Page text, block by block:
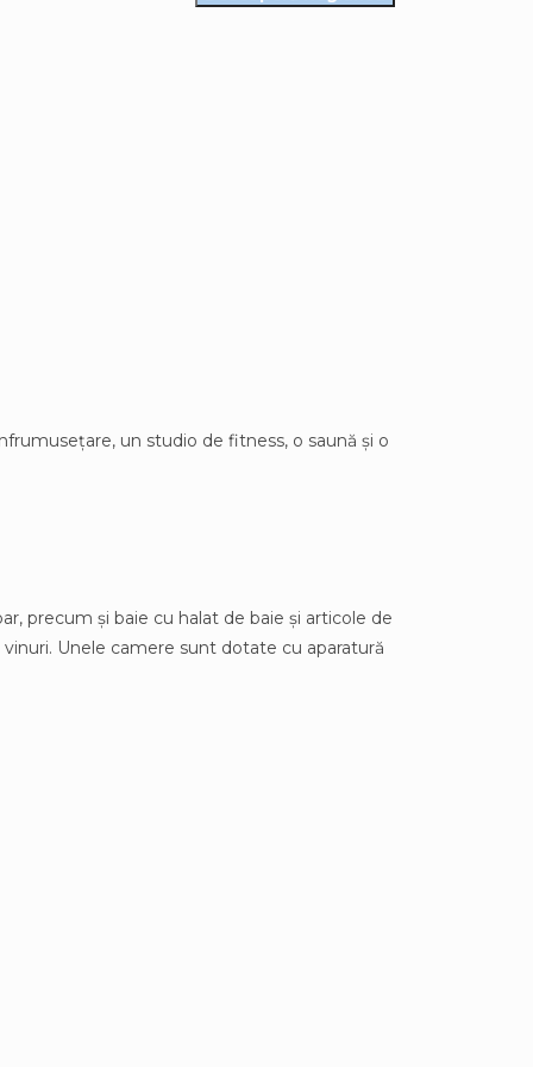
un studio de fitness, o saună și o
precum și baie cu halat de baie și articole de
Unele camere sunt dotate cu aparatură